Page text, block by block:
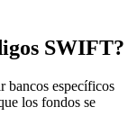
SWIFT?
bancos específicos
los fondos se